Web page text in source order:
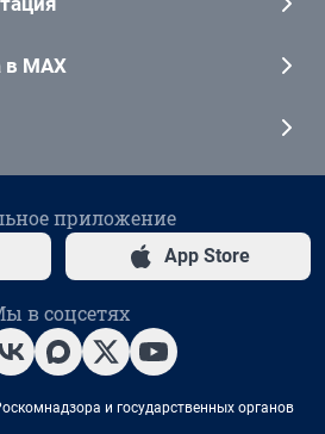
в MAX
приложение
App Store
в соцсетях
и государственных органов